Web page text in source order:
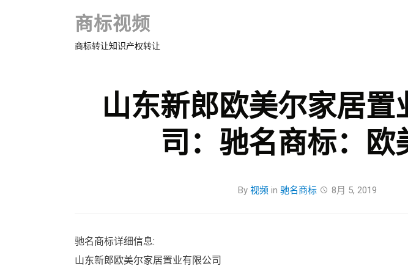
商标视频
商标转让知识产权转让
山东新郎欧美尔家居置
司：驰名商标：欧
By 视频in 驰名商标 8月 5, 2019
驰名商标详细信息:
山东新郎欧美尔家居置业有限公司